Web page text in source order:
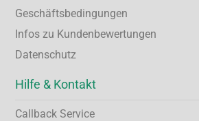
Geschäftsbedingungen
Infos zu Kundenbewertungen
Datenschutz
Hilfe & Kontakt
Callback Service